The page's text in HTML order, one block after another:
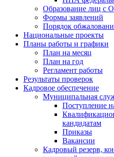
Образование лиц с
Формы заявлений
Порядок
Национальные проекты
Планы работы и графики
План на месяц
План на год
Регламент работы
Результаты проверок
Кадровое обеспечение
Муниципальная
Поступление
кандидатам
Приказы
Вакансии
Кадровый резерв,